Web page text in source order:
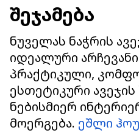
შეჯამება
ნუველას ნაჭრის
იდეალური
პრაქტიკული,
ესთეტიკური
ნებისმიერ
მოერგება. ეშლი